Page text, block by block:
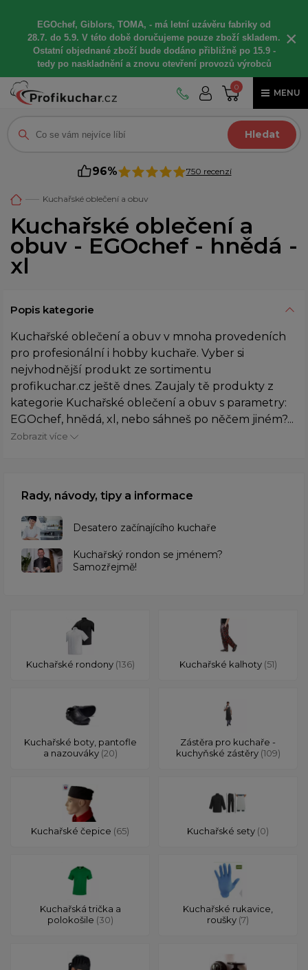
EGOchef, Giblors, TOMA, - má letní uzávěru fabriky od
28.7. do 5.9. V této době doručujeme pouze zboží skladem.
Ostatní objednané zboží bude dodáno přibližně po 15.9 -
tedy po naskladnění a znovu otevření provozů výrobců
×
0
MENU
Hledat
96% 750 recenzí
Kuchařské oblečení a obuv
Kuchařské oblečení a
obuv - EGOchef - hnědá -
xl
Popis kategorie
Kuchařské oblečení a obuv v mnoha provedeních
pro profesionální i hobby kuchaře. Vyber si
nejvhodnější produkt ze sortimentu
profikuchar.cz ještě dnes. Zaujaly tě produkty z
kategorie Kuchařské oblečení a obuv s parametry:
EGOchef, hnědá, xl, nebo sáhneš po něčem jiném?...
Zobrazit více
Rady, návody, tipy a informace
Desatero začínajícího kuchaře
Kuchařský rondon se jménem?
Samozřejmě!
Kuchařské rondony (136) Kuchařské kalhoty (51)
Kuchařské boty, pantofle
a nazouváky (20)
Zástěra pro kuchaře -
kuchyňské zástěry (109)
Kuchařské čepice (65) Kuchařské sety (0)
Kuchařská trička a
polokošile (30)
Kuchařské rukavice,
roušky (7)